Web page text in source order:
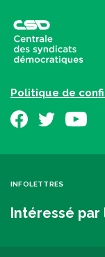
Politique de
INFOLETTRES
Intéressé par